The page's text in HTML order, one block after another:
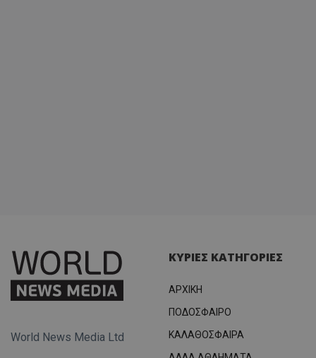
World News Media Ltd
ΚΥΡΙΕΣ ΚΑΤΗΓΟΡΙΕΣ
ΑΡΧΙΚΗ
ΠΟΔΟΣΦΑΙΡΟ
ΚΑΛΑΘΟΣΦΑΙΡΑ